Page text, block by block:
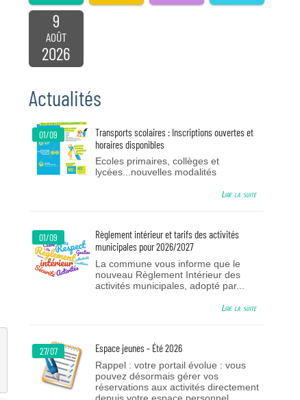
9
AOÛT
2026
Actualités
01/09
Transports scolaires : Inscriptions ouvertes et
horaires disponibles
Ecoles primaires, collèges et
lycées...nouvelles modalités
Lire la suite
01/09
Règlement intérieur et tarifs des activités
municipales pour 2026/2027
La commune vous informe que le
nouveau Règlement Intérieur des
activités municipales, adopté par...
Lire la suite
27/07 Espace jeunes - Été 2026
Rappel : votre portail évolue : vous
pouvez désormais gérer vos
réservations aux activités directement
depuis votre espace personnel.